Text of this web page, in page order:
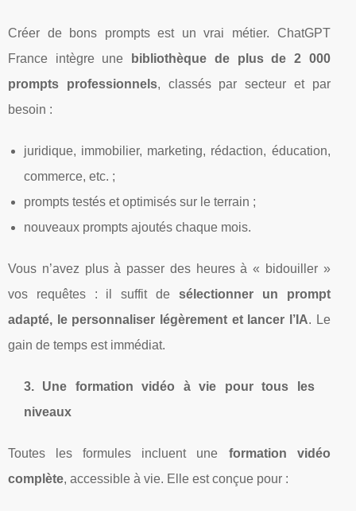
Créer de bons prompts est un vrai métier. ChatGPT
France intègre une
bibliothèque de plus de 2 000
prompts professionnels, classés par secteur et par
besoin :
juridique, immobilier, marketing, rédaction, éducation,
commerce, etc. ;
prompts testés et optimisés sur le terrain ;
nouveaux prompts ajoutés chaque mois.
Vous n’avez plus à passer des heures à « bidouiller »
vos requêtes : il suffit de sélectionner un prompt
adapté, le personnaliser légèrement et lancer l’IA. Le
gain de temps est immédiat.
3. Une formation vidéo à vie pour tous les
niveaux
Toutes les formules incluent une formation vidéo
complète, accessible à vie. Elle est conçue pour :